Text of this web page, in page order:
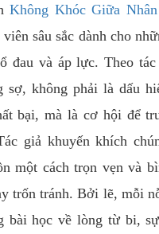
Không Khóc Giữa
sâu sắc dành cho
đau và áp lực. Theo
sợ, không phải là dấu
bại, mà là cơ hội để
giả khuyến khích
một cách trọn vẹn và
trốn tránh. Bởi lẽ, mỗi
bài học về lòng từ bi,